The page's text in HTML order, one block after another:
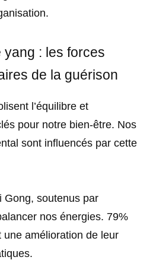
yang : les forces
de la guérison
l’équilibre et
pour notre bien-être. Nos
sont influencés par cette
Gong, soutenus par
nos énergies. 79%
amélioration de leur